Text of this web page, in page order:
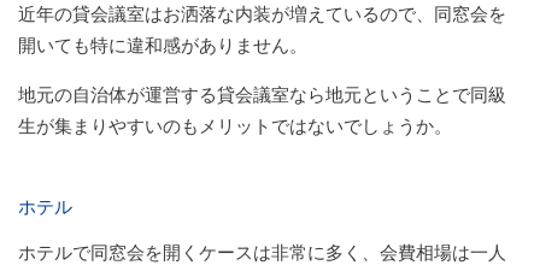
近年の貸会議室はお洒落な内装が増えているので、同窓会を
開いても特に違和感がありません。
地元の自治体が運営する貸会議室なら地元ということで同級
生が集まりやすいのもメリットではないでしょうか。
ホテル
ホテルで同窓会を開くケースは非常に多く、会費相場は一人